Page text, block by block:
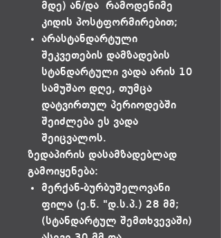
მდე) ან/და რამოდენიმე
კიდის პოსტფორმირებით;
არასტანდარტული
შეკვეთების დამზადების
სტანდარტული ვადა არის 10
სამუშაო დღე, თუმცა
დატვირთულ პერიოდებში
შეიძლება ეს ვადა
შეიცვალოს.
ზედაპირის დასამზადებლად
გამოიყენება:
მერქან-ბურბუშელოვანი
ფილა (ე.წ. "დ.ს.პ.) 28 მმ;
(სტანდარტულ შემთხვევაში)